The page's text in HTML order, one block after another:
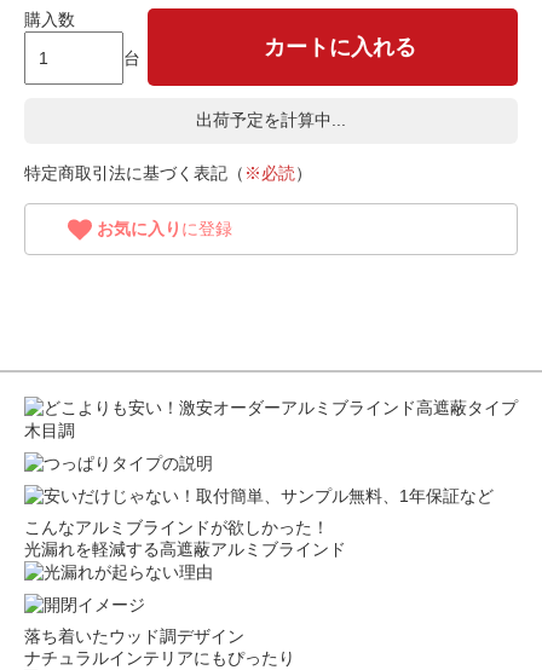
購入数
台
カートに入れる
出荷予定を計算中...
特定商取引法に基づく表記（ ※必読）
お気に入り に登録
こんなアルミブラインドが欲しかった！
光漏れを軽減する高遮蔽アルミブラインド
落ち着いたウッド調デザイン
ナチュラルインテリアにもぴったり